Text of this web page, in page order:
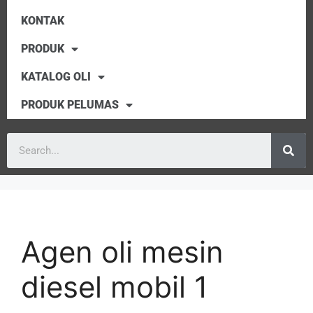
KONTAK
PRODUK
KATALOG OLI
PRODUK PELUMAS
Agen oli mesin
diesel mobil 1